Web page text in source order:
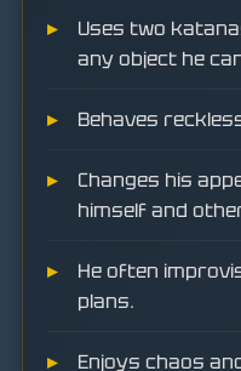
Uses two
any object he
Behaves
Changes his
himself and
He often
plans.
Enjoys chaos